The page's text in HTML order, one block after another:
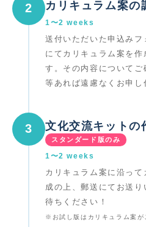
2 カリキュラム案の
1〜2 weeks
送付いただいた申込み
にてカリキュラム案を
す。その内容について
等あれば遠慮なくお申し
3 文化交流キットの
スタンダード版のみ
1〜2 weeks
カリキュラム案に沿っ
成の上、郵送にてお送
待ちください！
※お試し版はカリキュラム案が